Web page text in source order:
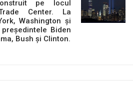
pe locul
Center. La
Washington și
Biden
Bush și Clinton.